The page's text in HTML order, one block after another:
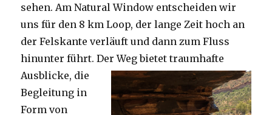
sehen. Am Natural Window entscheiden wir
uns für den 8 km Loop, der lange Zeit hoch an
der Felskante verläuft und dann zum Fluss
hinunter führt. Der Weg bietet traumhafte
Ausblicke, die
Begleitung in
Form von